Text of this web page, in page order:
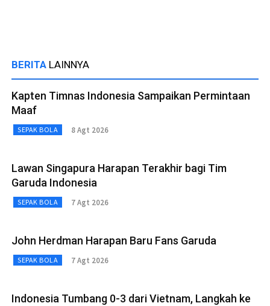
BERITA LAINNYA
Kapten Timnas Indonesia Sampaikan Permintaan
Maaf
SEPAK BOLA 8 Agt 2026
Lawan Singapura Harapan Terakhir bagi Tim
Garuda Indonesia
SEPAK BOLA 7 Agt 2026
John Herdman Harapan Baru Fans Garuda
SEPAK BOLA 7 Agt 2026
Indonesia Tumbang 0-3 dari Vietnam, Langkah ke